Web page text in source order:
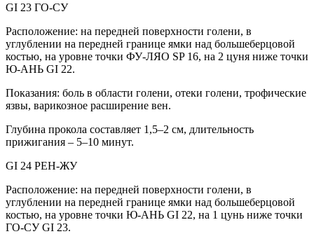
GI 23 ГО-СУ
Расположение: на передней поверхности голени, в
углублении на передней границе ямки над большеберцовой
костью, на уровне точки ФУ-ЛЯО SP 16, на 2 цуня ниже точки
Ю-АНЬ GI 22.
Показания: боль в области голени, отеки голени, трофические
язвы, варикозное расширение вен.
Глубина прокола составляет 1,5–2 см, длительность
прижигания – 5–10 минут.
GI 24 РЕН-ЖУ
Расположение: на передней поверхности голени, в
углублении на передней границе ямки над большеберцовой
костью, на уровне точки Ю-АНЬ GI 22, на 1 цунь ниже точки
ГО-СУ GI 23.